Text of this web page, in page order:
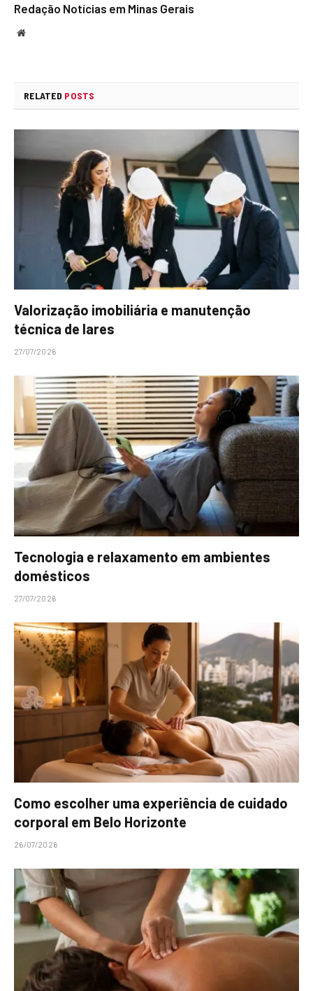
Redação Notícias em Minas Gerais
Website
RELATED POSTS
Valorização imobiliária e manutenção
técnica de lares
27/07/2026
Tecnologia e relaxamento em ambientes
domésticos
27/07/2026
Como escolher uma experiência de cuidado
corporal em Belo Horizonte
26/07/2026